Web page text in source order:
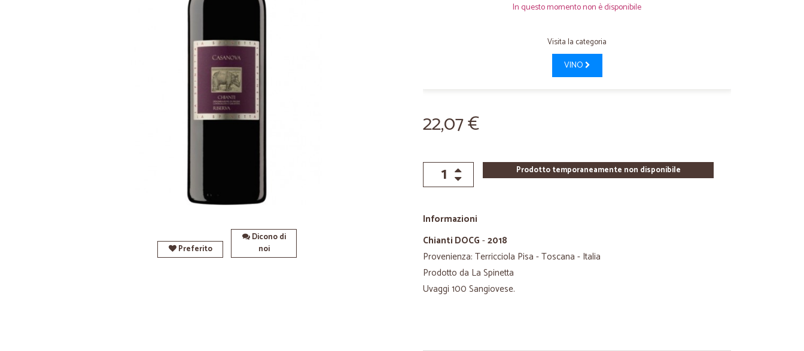
Preferito
Dicono di
noi
In questo momento non è disponibile
Visita la categoria
VINO
22,07 €
Prodotto temporaneamente non disponibile
Informazioni
Chianti DOCG -2018
Provenienza: Terricciola Pisa - Toscana - Italia
Prodotto da La Spinetta
Uvaggi 100 Sangiovese.